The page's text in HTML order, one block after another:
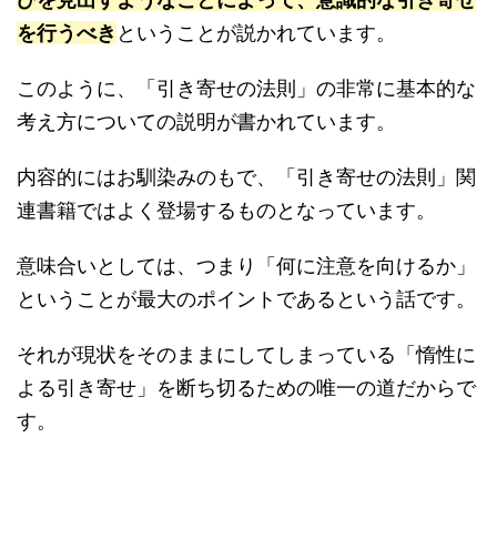
を行うべき ということが説かれています。
このように、「引き寄せの法則」の非常に基本的な
考え方についての説明が書かれています。
内容的にはお馴染みのもで、「引き寄せの法則」関
連書籍ではよく登場するものとなっています。
意味合いとしては、つまり「何に注意を向けるか」
ということが最大のポイントであるという話です。
それが現状をそのままにしてしまっている「惰性に
よる引き寄せ」を断ち切るための唯一の道だからで
す。